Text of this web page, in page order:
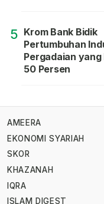
5 Krom Bank Bidik
Pertumbuhan
Pergadaian
50 Persen
AMEERA
EKONOMI SYARIAH
SKOR
KHAZANAH
IQRA
ISLAM DIGEST